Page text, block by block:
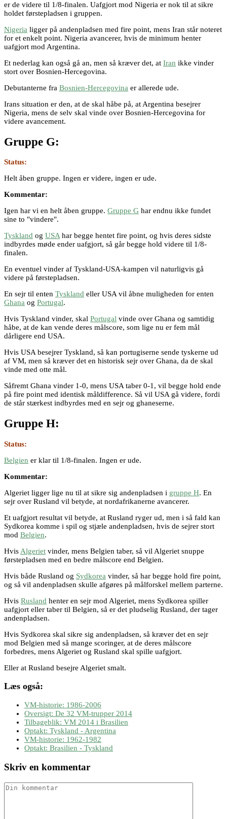
er de videre til 1/8-finalen. Uafgjort mod Nigeria er nok til at sikre
holdet førstepladsen i gruppen.
Nigeria ligger på andenpladsen med fire point, mens Iran står noteret
for et enkelt point. Nigeria avancerer, hvis de minimum henter
uafgjort mod Argentina.
Et nederlag kan også gå an, men så kræver det, at Iran ikke vinder
stort over Bosnien-Hercegovina.
Debutanterne fra Bosnien-Hercegovina er allerede ude.
Irans situation er den, at de skal håbe på, at Argentina besejrer
Nigeria, mens de selv skal vinde over Bosnien-Hercegovina for
videre avancement.
Gruppe G:
Status:
Helt åben gruppe. Ingen er videre, ingen er ude.
Kommentar:
Igen har vi en helt åben gruppe. Gruppe G har endnu ikke fundet
sine to "vindere".
Tyskland og USAhar begge hentet fire point, og hvis deres sidste
indbyrdes møde ender uafgjort, så går begge hold videre til 1/8-
finalen.
En eventuel vinder af Tyskland-USA-kampen vil naturligvis gå
videre på førstepladsen.
En sejr til enten Tyskland eller USA vil åbne muligheden for enten
Ghana og Portugal.
Hvis Tyskland vinder, skal Portugal vinde over Ghana og samtidig
håbe, at de kan vende deres målscore, som lige nu er fem mål
dårligere end USA.
Hvis USA besejrer Tyskland, så kan portugiserne sende tyskerne ud
af VM, men så kræver det en historisk sejr over Ghana, da de skal
vinde med otte mål.
Såfremt Ghana vinder 1-0, mens USA taber 0-1, vil begge hold ende
på fire point med identisk måldifference. Så vil USA gå videre, fordi
de står stærkest indbyrdes med en sejr og ghaneserne.
Gruppe H:
Status:
Belgien er klar til 1/8-finalen. Ingen er ude.
Kommentar:
Algeriet ligger lige nu til at sikre sig andenpladsen i gruppe H. En
sejr over Rusland vil betyde, at nordafrikanerne avancerer.
Et uafgjort resultat vil betyde, at Rusland ryger ud, men i så fald kan
Sydkorea komme i spil og stjæle andenpladsen, hvis de sejrer stort
mod Belgien.
Hvis Algeriet vinder, mens Belgien taber, så vil Algeriet snuppe
førstepladsen med en bedre målscore end Belgien.
Hvis både Rusland og Sydkorea vinder, så har begge hold fire point,
og så vil andenpladsen skulle afgøres på målforskel mellem parterne.
Hvis Rusland henter en sejr mod Algeriet, mens Sydkorea spiller
uafgjort eller taber til Belgien, så er det pludselig Rusland, der tager
andenpladsen.
Hvis Sydkorea skal sikre sig andenpladsen, så kræver det en sejr
mod Belgien med så mange scoringer, at de deres målscore
forbedres, mens Algeriet og Rusland skal spille uafgjort.
Eller at Rusland besejre Algeriet smalt.
Læs også:
VM-historie: 1986-2006
Oversigt: De 32 VM-trupper 2014
Tilbageblik: VM 2014 i Brasilien
Optakt: Tyskland - Argentina
VM-historie: 1962-1982
Optakt: Brasilien - Tyskland
Skriv en kommentar